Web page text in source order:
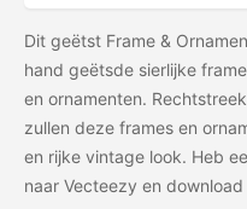
Dit geëtst Frame &
hand geëtsde sierlijke
en ornamenten.
zullen deze frames en
en rijke vintage look. Heb
naar Vecteezy en